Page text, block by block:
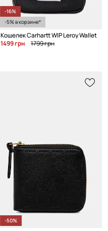
-16%
-5% в корзине*
Кошелек Carhartt WIP Leroy Wallet
1499 грн
1799 грн
-50%